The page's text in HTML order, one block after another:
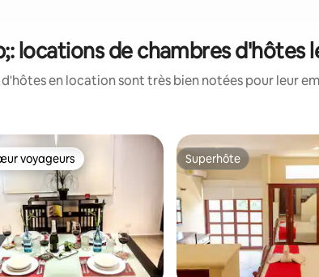
locations de chambres d'hôtes
en location sont très bien notées pour leur
voyageurs
voyageurs Superhôte
Superhôte